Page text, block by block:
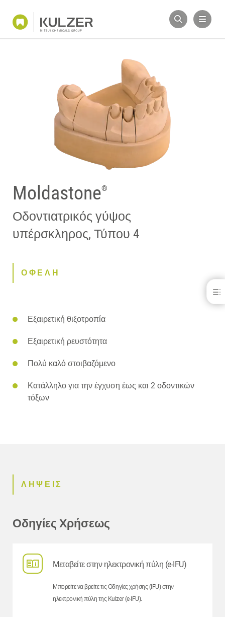
Moldastone®
Οδοντιατρικός γύψος
υπέρσκληρος, Τύπου 4
ΟΦΕΛΗ
Εξαιρετική θιξοτροπία
Εξαιρετική ρευστότητα
Πολύ καλό στοιβαζόμενο
Κατάλληλο για την έγχυση έως και 2 οδοντικών
τόξων
ΛΗΨΕΙΣ
Οδηγίες Χρήσεως
Μεταβείτε στην ηλεκτρονική πύλη (e-IFU)
Μπορείτε να βρείτε τις Οδηγίες χρήσης (IFU) στην
ηλεκτρονική πύλη της Kulzer (e-IFU).